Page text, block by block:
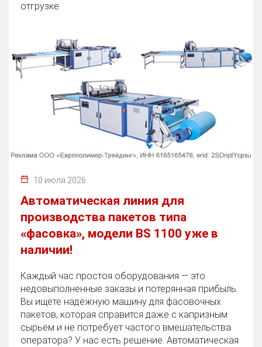
отгрузке.
10 июля 2026
Автоматическая линия для
производства пакетов типа
«фасовка», модели BS 1100 уже в
наличии!
Каждый час простоя оборудования — это
недовыполненные заказы и потерянная прибыль.
Вы ищете надёжную машину для фасовочных
пакетов, которая справится даже с капризным
сырьём и не потребует частого вмешательства
оператора? У нас есть решение. Автоматическая